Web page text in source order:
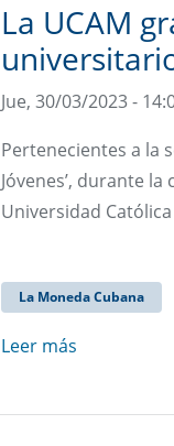
La UCAM
Jue, 30/03/2023 -
Pertenecientes a la
Jóvenes’, durante
Universidad
La Moneda Cubana
Leer más